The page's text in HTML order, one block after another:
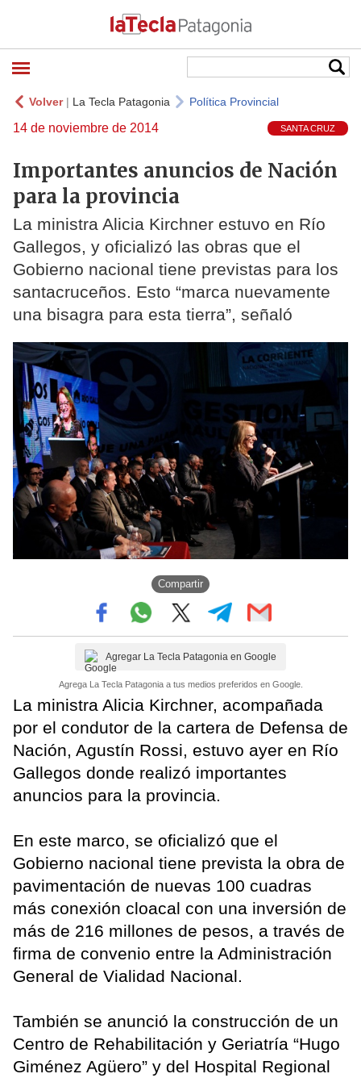
Volver| La Tecla Patagonia Política Provincial
14 de noviembre de 2014 SANTA CRUZ
Importantes anuncios de Nación
para la provincia
La ministra Alicia Kirchner estuvo en Río
Gallegos, y oficializó las obras que el
Gobierno nacional tiene previstas para los
santacruceños. Esto “marca nuevamente
una bisagra para esta tierra”, señaló
Compartir
Agregar La Tecla Patagonia en Google
Agrega La Tecla Patagonia a tus medios preferidos en Google.
La ministra Alicia Kirchner, acompañada
por el condutor de la cartera de Defensa de
Nación, Agustín Rossi, estuvo ayer en Río
Gallegos donde realizó importantes
anuncios para la provincia.
En este marco, se oficializó que el
Gobierno nacional tiene prevista la obra de
pavimentación de nuevas 100 cuadras
más conexión cloacal con una inversión de
más de 216 millones de pesos, a través de
firma de convenio entre la Administración
General de Vialidad Nacional.
También se anunció la construcción de un
Centro de Rehabilitación y Geriatría “Hugo
Giménez Agüero” y del Hospital Regional